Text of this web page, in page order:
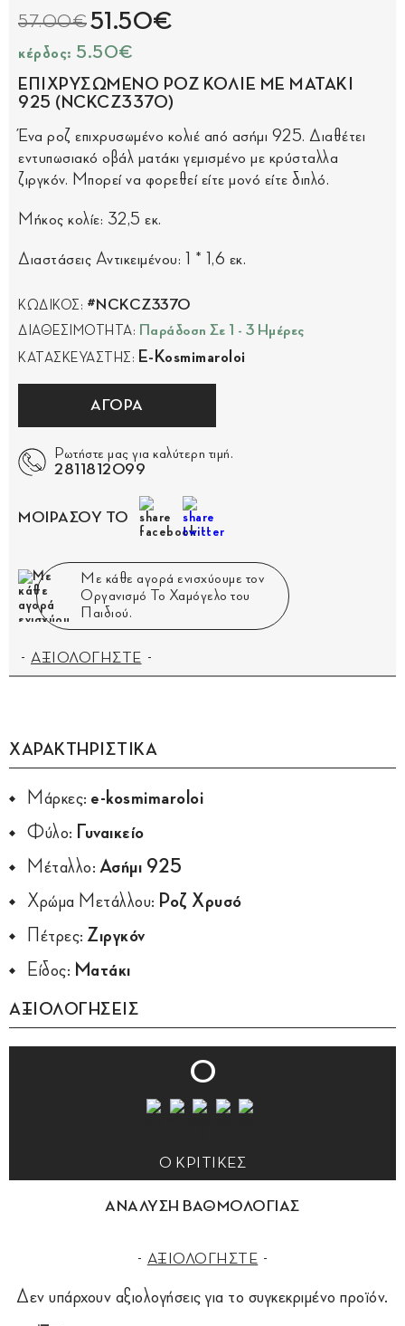
57.00€ 51.50€
κέρδος: 5.50€
ΕΠΙΧΡΥΣΩΜΕΝΟ ΡΟΖ ΚΟΛΙΕ ΜΕ ΜΑΤΑΚΙ
925 (NCKCZ3370)
Ένα ροζ επιχρυσωμένο κολιέ από ασήμι 925. Διαθέτει
εντυπωσιακό οβάλ ματάκι γεμισμένο με κρύσταλλα
ζιργκόν. Μπορεί να φορεθεί είτε μονό είτε διπλό.
Μήκος κολίε: 32,5 εκ.
Διαστάσεις Αντικειμένου: 1 * 1,6 εκ.
ΚΩΔΙΚΟΣ: #NCKCZ3370
ΔΙΑΘΕΣΙΜΟΤΗΤΑ: Παράδοση Σε 1 - 3 Ημέρες
ΚΑΤΑΣΚΕΥΑΣΤΗΣ: E-Kosmimaroloi
ΑΓΟΡΑ
Ρωτήστε μας για καλύτερη τιμή.
2811812099
ΜΟΙΡΑΣΟΥ ΤΟ
Με κάθε αγορά ενισχύουμε τον
Οργανισμό Το Χαμόγελο του
Παιδιού.
ΑΞΙΟΛΟΓΗΣΤΕ
ΧΑΡΑΚΤΗΡΙΣΤΙΚΑ
Μάρκες: e-kosmimaroloi
Φύλο:
Γυναικείο
Μέταλλο: Ασήμι 925
Χρώμα Μετάλλου: Ροζ Χρυσό
Πέτρες: Ζιργκόν
Είδος: Ματάκι
ΑΞΙΟΛΟΓΗΣΕΙΣ
0
0 ΚΡΙΤΙΚΕΣ
ΑΝΑΛΥΣΗ ΒΑΘΜΟΛΟΓΙΑΣ
ΑΞΙΟΛΟΓΗΣΤΕ
Δεν υπάρχουν αξιολογήσεις για το συγκεκριμένο προϊόν.